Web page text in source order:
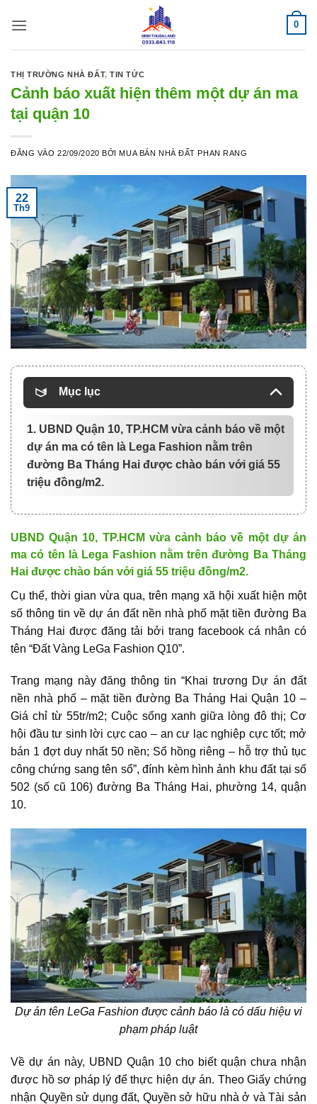
qua
0
THỊ TRƯỜNG NHÀ ĐẤT,TIN TỨC
Cảnh báo xuất hiện thêm một dự án ma
tại quận 10
ĐĂNG VÀO22/09/2020 BỞI MUA BÁN NHÀ ĐẤT PHAN RANG
22
Th9
Mục lục
1. UBND Quận 10, TP.HCM vừa cảnh báo về một
dự án ma có tên là Lega Fashion nằm trên
đường Ba Tháng Hai được chào bán với giá 55
triệu đồng/m2.
UBND Quận 10, TP.HCM vừa cảnh báo về một dự án
ma có tên là Lega Fashion nằm trên đường Ba Tháng
Hai được chào bán với giá 55 triệu đồng/m2.
Cụ thể, thời gian vừa qua, trên mạng xã hội xuất hiện một
số thông tin về dự án đất nền nhà phố mặt tiền đường Ba
Tháng Hai được đăng tải bởi trang facebook cá nhân có
tên “Đất Vàng LeGa Fashion Q10”.
Trang mạng này đăng thông tin “Khai trương Dự án đất
nền nhà phố– mặt tiền đường Ba Tháng Hai Quận 10 –
Giá chỉ từ 55tr/m2; Cuộc sống xanh giữa lòng đô thị; Cơ
hội đầu tư sinh lời cực cao – an cư lạc nghiệp cực tốt; mở
bán 1 đợt duy nhất 50 nền; Sổ hồng riêng – hỗ trợ thủ tục
công chứng sang tên sổ”, đính kèm hình ảnh khu đất tại số
502 (số cũ 106) đường Ba Tháng Hai, phường 14, quận
10.
Dự án tên LeGa Fashion được cảnh báo là có dấu hiệu vi
phạm pháp luật
Về dự án này, UBND Quận 10 cho biết quận chưa nhận
được hồ sơ pháp lý để thực hiện dự án. Theo Giấy chứng
nhận Quyền sử dụng đất, Quyền sở hữu nhà ở và Tài sản